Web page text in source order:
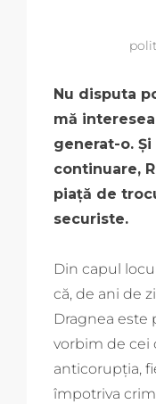
Nu disputa
mă
generat-o. Și
continuare,
piață de
securiste.
Din capul
că, de ani de
Dragnea este
vorbim de cei
anticorupția,
împotriva